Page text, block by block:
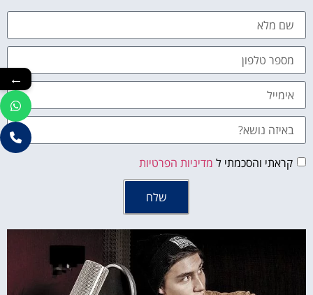
קראתי והסכמתי ל מדיניות הפרטיות
שלח
←